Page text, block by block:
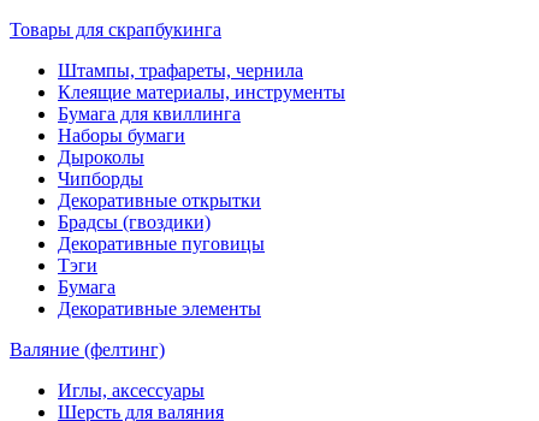
Товары для скрапбукинга
Штампы, трафареты, чернила
Клеящие материалы, инструменты
Бумага для квиллинга
Наборы бумаги
Дыроколы
Чипборды
Декоративные открытки
Брадсы (гвоздики)
Декоративные пуговицы
Тэги
Бумага
Декоративные элементы
Валяние (фелтинг)
Иглы, аксессуары
Шерсть для валяния